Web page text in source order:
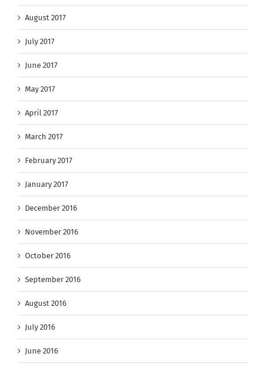
August 2017
July 2017
June 2017
May 2017
April 2017
March 2017
February 2017
January 2017
December 2016
November 2016
October 2016
September 2016
August 2016
July 2016
June 2016